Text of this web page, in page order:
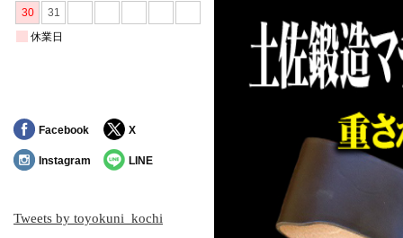
Facebook X
Instagram LINE
Tweets by toyokuni_kochi